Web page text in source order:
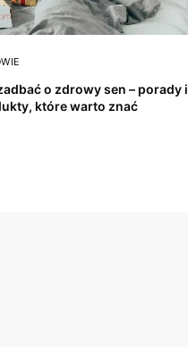
o zdrowy sen – porady i
które warto znać